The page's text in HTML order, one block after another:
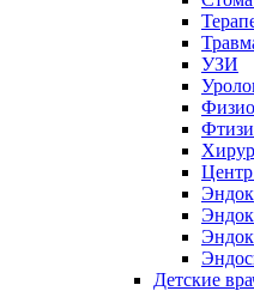
УЗИ
Детские